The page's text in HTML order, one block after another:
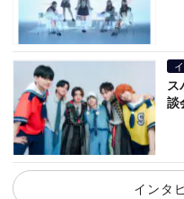
ス
談
インタ